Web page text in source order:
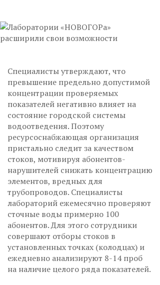
Специалисты утверждают, что
превышение предельно допустимой
концентрации проверяемых
показателей негативно влияет на
состояние городской системы
водоотведения. Поэтому
ресурсоснабжающая организация
пристально следит за качеством
стоков, мотивируя абонентов-
нарушителей снижать концентрацию
элементов, вредных для
трубопроводов. Специалисты
лабораторий ежемесячно проверяют
сточные воды примерно 100
абонентов. Для этого сотрудники
совершают отборы стоков в
установленных точках (колодцах) и
ежедневно анализируют 8-14 проб
на наличие целого ряда показателей.